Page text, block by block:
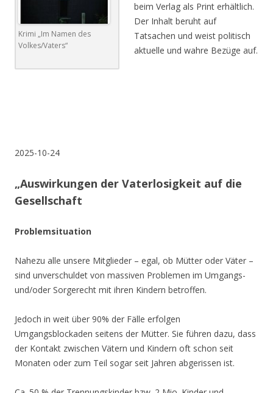
Krimi „Im Namen des
Volkes/Vaters“
beim Verlag als Print erhältlich.
Der Inhalt beruht auf
Tatsachen und weist politisch
aktuelle und wahre Bezüge auf.
2025-10-24
„Auswirkungen der Vaterlosigkeit auf die
Gesellschaft
Problemsituation
Nahezu alle unsere Mitglieder – egal, ob Mütter oder Väter –
sind unverschuldet von massiven Problemen im Umgangs-
und/oder Sorgerecht mit ihren Kindern betroffen.
Jedoch in weit über 90% der Fälle erfolgen
Umgangsblockaden seitens der Mütter. Sie führen dazu, dass
der Kontakt zwischen Vätern und Kindern oft schon seit
Monaten oder zum Teil sogar seit Jahren abgerissen ist.